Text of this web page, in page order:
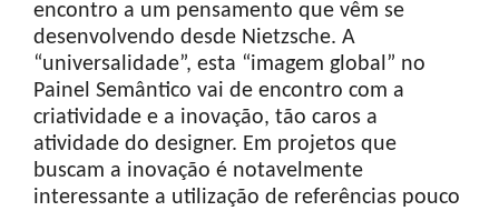
encontro a um pensamento que vêm se
desenvolvendo desde Nietzsche. A
“universalidade”, esta “imagem global” no
Painel Semântico vai de encontro com a
criatividade e a inovação, tão caros a
atividade do designer. Em projetos que
buscam a inovação é notavelmente
interessante a utilização de referências pouco